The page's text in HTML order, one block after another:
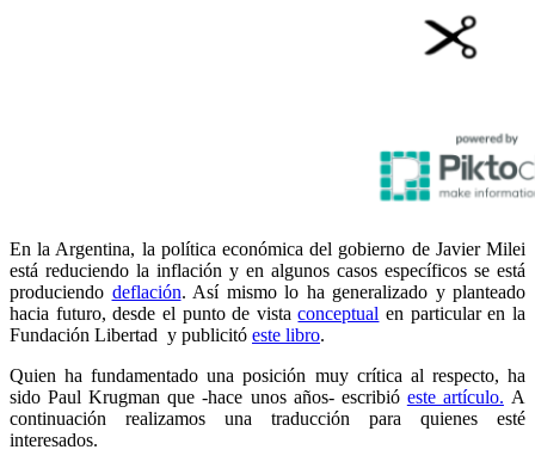
En la Argentina, la política económica del gobierno de Javier Milei
está reduciendo la inflación y en algunos casos específicos se está
produciendo deflación. Así mismo lo ha generalizado y planteado
hacia futuro, desde el punto de vistaconceptual en particular en la
Fundación Libertad y publicitó este libro.
Quien ha fundamentado una posición muy crítica al respecto, ha
sido Paul Krugman que -hace unos años- escribió este artículo. A
continuación realizamos una traducción para quienes esté
interesados.